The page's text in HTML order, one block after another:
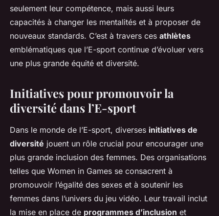
seulement leur compétence, mais aussi leurs
capacités à changer les mentalités et à proposer de
nouveaux standards. C’est à travers ces athlètes
emblématiques que l’E-sport continue d’évoluer vers
une plus grande équité et diversité.
Initiatives pour promouvoir la
diversité dans l’E-sport
Dans le monde de l’E-sport, diverses initiatives de
diversité jouent un rôle crucial pour encourager une
plus grande inclusion des femmes. Des organisations
telles que Women in Games se consacrent à
promouvoir l’égalité des sexes et à soutenir les
femmes dans l’univers du jeu vidéo. Leur travail inclut
la mise en place de programmes d’inclusion et